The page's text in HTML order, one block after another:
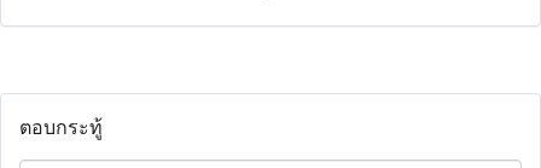
ตอบกระทู้